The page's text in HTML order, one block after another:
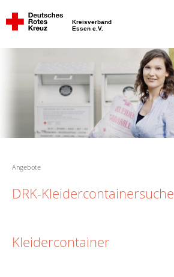
Kreisverband
Essen e.V.
Angebote
DRK-Kleidercontainersuche
Kleidercontainer